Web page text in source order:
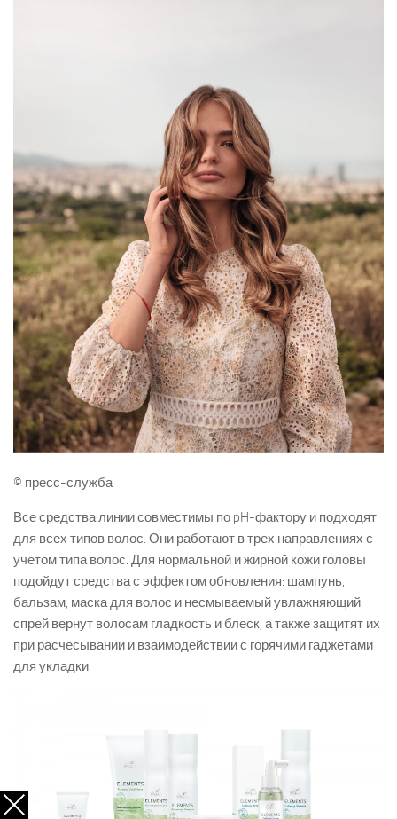
© пресс-служба
Все средства линии совместимы по pH-фактору и подходят
для всех типов волос. Они работают в трех направлениях с
учетом типа волос. Для нормальной и жирной кожи головы
подойдут средства с эффектом обновления: шампунь,
бальзам, маска для волос и несмываемый увлажняющий
спрей вернут волосам гладкость и блеск, а также защитят их
при расчесывании и взаимодействии с горячими гаджетами
для укладки.